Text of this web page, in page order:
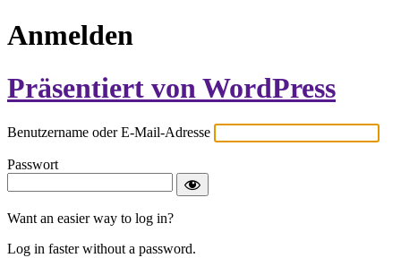
Anmelden
Präsentiert von WordPress
Benutzername oder E-Mail-Adresse
Passwort
Want an easier way to log in?
Log in faster without a password.